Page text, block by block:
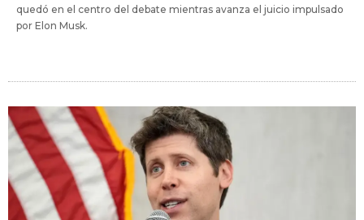
quedó en el centro del debate mientras avanza el juicio impulsado
por Elon Musk.